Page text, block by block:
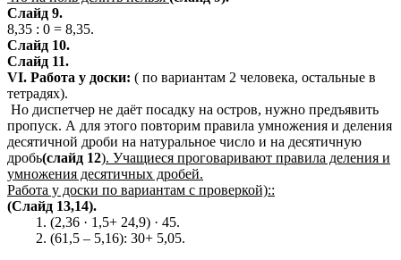
Слайд 9.
8,35 : 0 = 8,35.
Слайд 10.
Слайд 11.
VI. Работа у доски: ( по вариантам 2 человека, остальные в
тетрадях).
Но диспетчер не даёт посадку на остров, нужно предъявить
пропуск. А для этого повторим правила умножения и деления
десятичной дроби на натуральное число и на десятичную
дробь(слайд 12). Учащиеся проговаривают правила деления и
умножения десятичных дробей.
Работа у доски по вариантам с проверкой)::
(Слайд 13,14).
(2,36 · 1,5+ 24,9) · 45.
(61,5 – 5,16): 30+ 5,05.